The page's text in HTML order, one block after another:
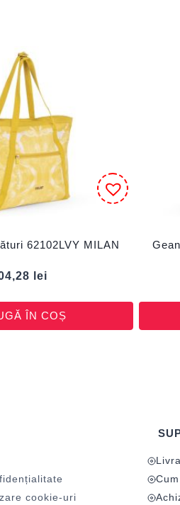
62102LVY MILAN
lei
ÎN COȘ
cookie-uri